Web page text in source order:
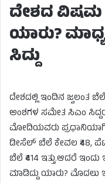
ದೇಶದ ವಿಷಮ
ಯಾರು?
ಸಿದ್ದು
ದೇಶದಲ್ಲಿ ಇಂದಿನ ಜ್ವಲಂತ
ಅಂಶಗಳ ಸಮೇತ ಸಿಎಂ
ಮೋದಿಯವರು ಪ್ರಧಾನಿಯಾಗಿ
ಡೀಸೆಲ್ ಬೆಲೆ ಕೇವಲ ₹48,
ಬೆಲೆ ₹414 ಇತ್ತು.ಆದರೆ
ಮಾಡಿದ್ದು ಯಾರು? ಮೊದಲು